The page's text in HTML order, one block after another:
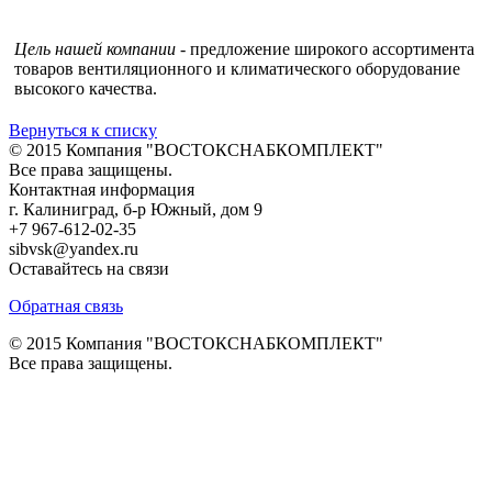
Цель нашей компании - предложение широкого ассортимента
товаров вентиляционного и климатического оборудование
высокого качества.
Вернуться к списку
© 2015 Компания "ВОСТОКСНАБКОМПЛЕКТ"
Все права защищены.
Контактная информация
г. Калиниград, б-р Южный, дом 9
+7 967-612-02-35
sibvsk@yandex.ru
Оставайтесь на связи
Обратная связь
© 2015 Компания "ВОСТОКСНАБКОМПЛЕКТ"
Все права защищены.